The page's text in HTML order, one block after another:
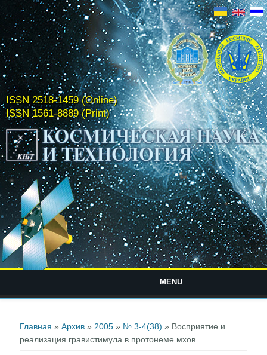
ISSN 2518-1459 (Online)
ISSN 1561-8889 (Print)
MENU
Главная »Архив » 2005 » № 3-4(38) » Восприятие и
реализация гравистимула в протонеме мхов